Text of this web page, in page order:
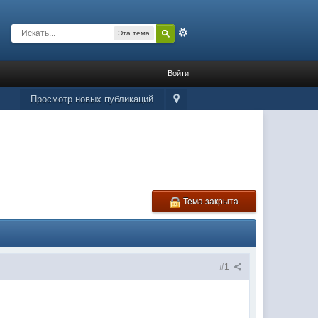
Эта тема
Войти
Просмотр новых публикаций
Тема закрыта
#1